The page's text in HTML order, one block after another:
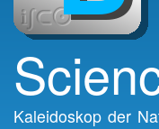
Kaleidoskop der